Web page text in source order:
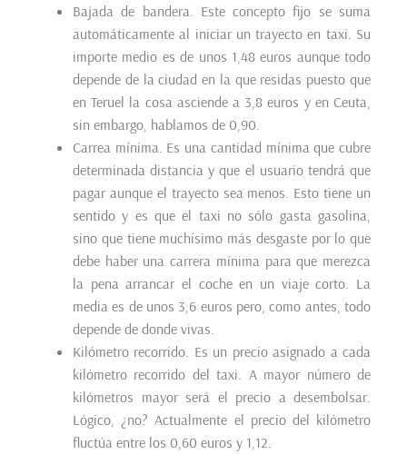
Bajada de bandera. Este concepto fijo se suma
automáticamente al iniciar un trayecto en taxi. Su
importe medio es de unos 1,48 euros aunque todo
depende de la ciudad en la que residas puesto que
en Teruel la cosa asciende a 3,8 euros y en Ceuta,
sin embargo, hablamos de 0,90.
Carrea mínima. Es una cantidad mínima que cubre
determinada distancia y que el usuario tendrá que
pagar aunque el trayecto sea menos. Esto tiene un
sentido y es que el taxi no sólo gasta gasolina,
sino que tiene muchísimo más desgaste por lo que
debe haber una carrera mínima para que merezca
la pena arrancar el coche en un viaje corto. La
media es de unos 3,6 euros pero, como antes, todo
depende de donde vivas.
Kilómetro recorrido. Es un precio asignado a cada
kilómetro recorrido del taxi. A mayor número de
kilómetros mayor será el precio a desembolsar.
Lógico, ¿no? Actualmente el precio del kilómetro
fluctúa entre los 0,60 euros y 1,12.